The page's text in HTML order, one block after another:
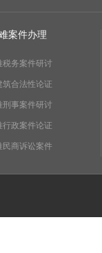
案件办理
税务案件研讨
筑合法性论证
刑事案件研讨
行政案件论证
民商诉讼案件